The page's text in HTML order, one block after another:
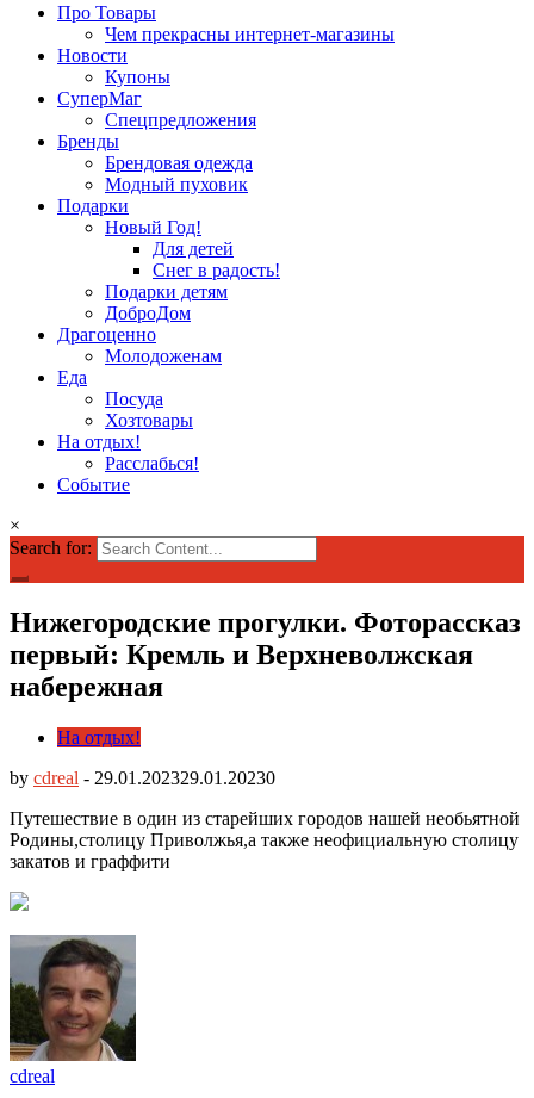
Про Товары
Чем прекрасны интернет-магазины
Новости
Купоны
СуперМаг
Спецпредложения
Бренды
Брендовая одежда
Модный пуховик
Подарки
Новый Год!
Для детей
Снег в радость!
Подарки детям
ДоброДом
Драгоценно
Молодоженам
Еда
Посуда
Хозтовары
На отдых!
Расслабься!
Событие
×
Search for:
Нижегородские прогулки. Фоторассказ
первый: Кремль и Верхневолжская
набережная
На отдых!
by cdreal - 29.01.202329.01.20230
Путешествие в один из старейших городов нашей необьятной
Родины,столицу Приволжья,а также неофициальную столицу
закатов и граффити
cdreal